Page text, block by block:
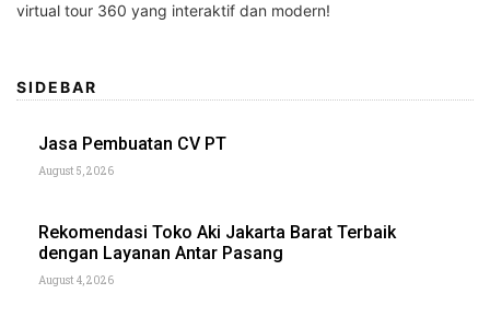
virtual tour 360 yang interaktif dan modern!
SIDEBAR
Jasa Pembuatan CV PT
August 5, 2026
Rekomendasi Toko Aki Jakarta Barat Terbaik
dengan Layanan Antar Pasang
August 4, 2026